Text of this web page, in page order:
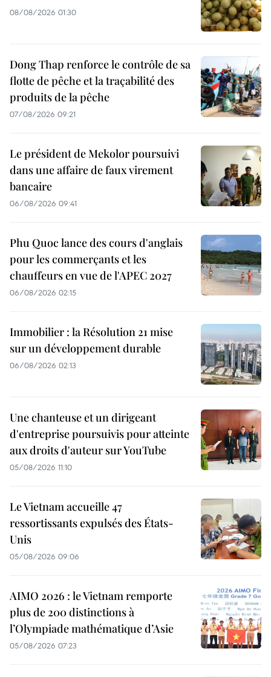
08/08/2026 01:30
Dong Thap renforce le contrôle de sa
flotte de pêche et la traçabilité des
produits de la pêche
07/08/2026 09:21
Le président de Mekolor poursuivi
dans une affaire de faux virement
bancaire
06/08/2026 09:41
Phu Quoc lance des cours d'anglais
pour les commerçants et les
chauffeurs en vue de l'APEC 2027
06/08/2026 02:15
Immobilier : la Résolution 21 mise
sur un développement durable
06/08/2026 02:13
Une chanteuse et un dirigeant
d'entreprise poursuivis pour atteinte
aux droits d'auteur sur YouTube
05/08/2026 11:10
Le Vietnam accueille 47
ressortissants expulsés des États-
Unis
05/08/2026 09:06
AIMO 2026 : le Vietnam remporte
plus de 200 distinctions à
l’Olympiade mathématique d’Asie
05/08/2026 07:23